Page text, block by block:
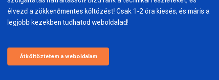
élvezd a zökkenőmentes költözést! Csak 1-2 óra kiesés, és máris a
legjobb kezekben tudhatod weboldalad!
Átköltöztetem a weboldalam